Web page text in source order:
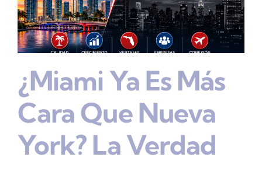
¿Miami Ya Es Más
Cara Que Nueva
York? La Verdad